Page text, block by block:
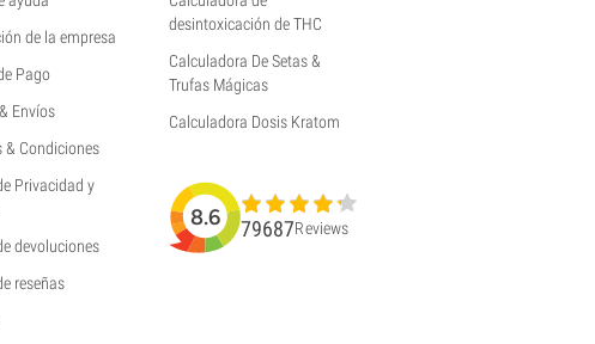
de la empresa
Pago
Envíos
& Condiciones
Privacidad y
devoluciones
reseñas
desintoxicación de THC
Calculadora De Setas &
Trufas Mágicas
Calculadora Dosis Kratom
8.6 79687Reviews